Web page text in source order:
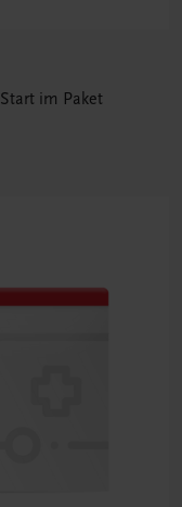
im Paket